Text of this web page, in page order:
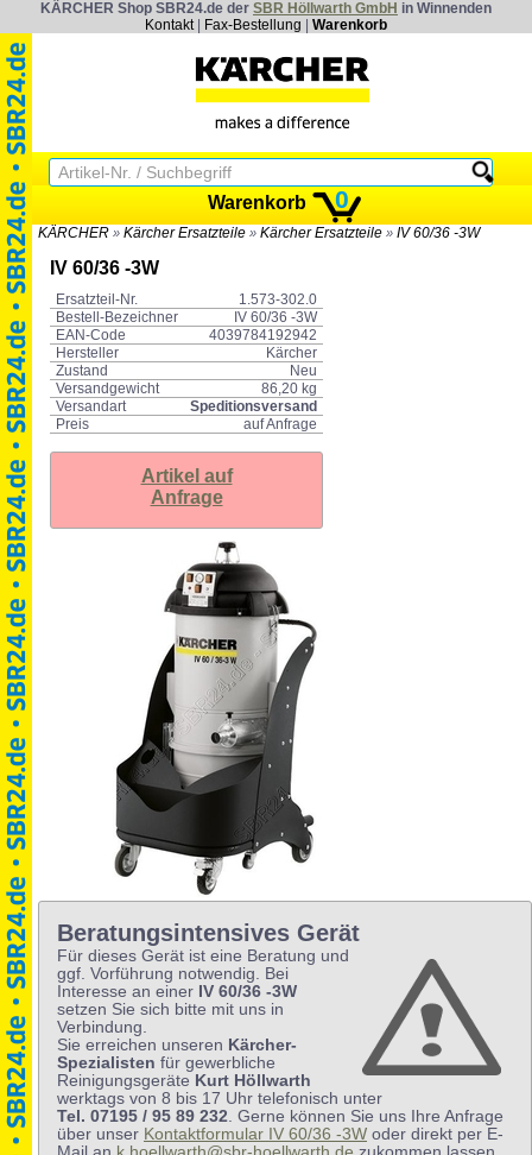
KÄRCHER Shop SBR24.de der SBR Höllwarth GmbH in Winnenden
Kontakt| Fax-Bestellung Warenkorb
Warenkorb 0
KÄRCHER » Kärcher Ersatzteile » Kärcher Ersatzteile » IV 60/36 -3W
IV 60/36 -3W
Ersatzteil-Nr.
1.573-302.0
Bestell-Bezeichner
IV 60/36 -3W
EAN-Code
4039784192942
Hersteller
Kärcher
Zustand
Neu
Versandgewicht
86,20 kg
Versandart
Speditionsversand
Preis
auf Anfrage
Artikel auf
Anfrage
Beratungsintensives Gerät
Für dieses Gerät ist eine Beratung und
ggf. Vorführung notwendig. Bei
Interesse an einer IV 60/36 -3W
setzen Sie sich bitte mit uns in
Verbindung.
Sie erreichen unseren Kärcher-
Spezialisten für gewerbliche
Reinigungsgeräte Kurt Höllwarth
werktags von 8 bis 17 Uhr telefonisch unter
Tel. 07195 / 95 89 232 . Gerne können Sie uns Ihre Anfrage
über unser Kontaktformular IV 60/36 -3W oder direkt per E-